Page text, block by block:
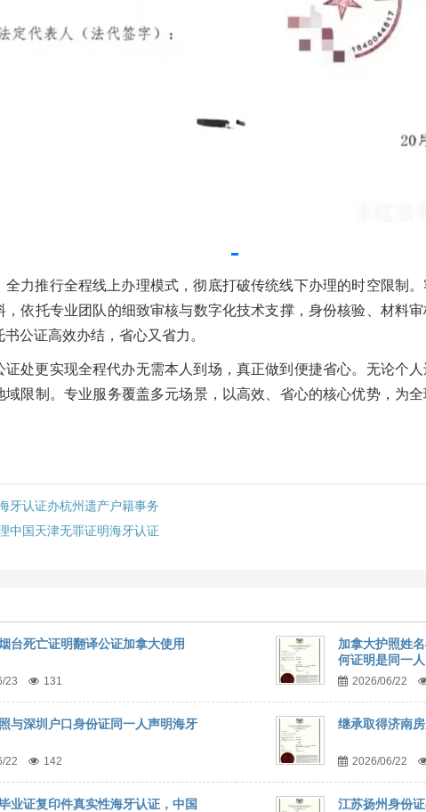
全力推行全程线上办理模式，彻底打破传统线下办理的时空限制
，依托专业团队的细致审核与数字化技术支撑，身份核验、材料
公证高效办结，省心又省力。
证处更实现全程代办无需本人到场，真正做到便捷省心。无论个
域限制。专业服务覆盖多元场景，以高效、省心的核心优势，为
牙认证办杭州遗产户籍事务
中国天津无罪证明海牙认证
台死亡证明翻译公证加拿大使用
23 131
加拿大护照姓
何证明是同一人
2026/06/22
与深圳户口身份证同一人声明海牙
22 142
继承取得济南
2026/06/22
业证复印件真实性海牙认证，中国
江苏扬州身份